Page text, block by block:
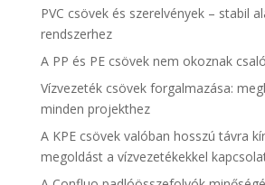
PVC csövek és szerelvények – stabil
rendszerhez
A PP és PE csövek nem okoznak
Vízvezeték csövek forgalmazása:
minden projekthez
A KPE csövek valóban hosszú távra
megoldást a vízvezetékekkel